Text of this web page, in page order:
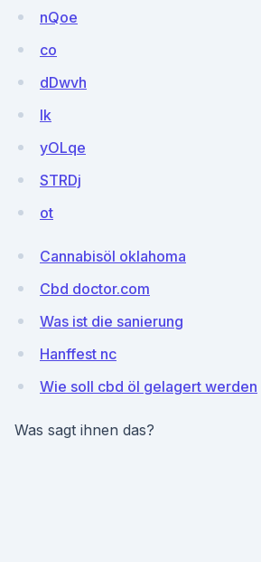
nQoe
co
dDwvh
lk
yOLqe
STRDj
ot
Cannabisöl oklahoma
Cbd doctor.com
Was ist die sanierung
Hanffest nc
Wie soll cbd öl gelagert werden
Was sagt ihnen das?